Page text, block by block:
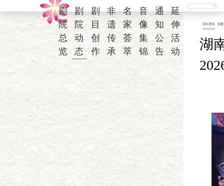
剧
院
总
览
剧
院
动
态
剧
目
创
作
非
遗
传
承
名
家
荟
萃
音
像
集
锦
通
知
公
告
延
伸
活
动
演出资讯 党建
湖